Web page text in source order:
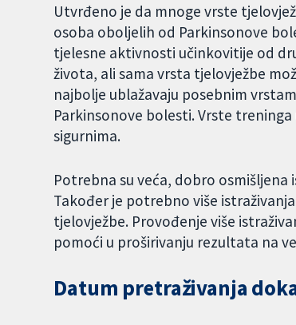
Utvrđeno je da mnoge vrste
osoba oboljelih od Parkinsonove
tjelesne aktivnosti učinkovitije od
života, ali sama vrsta tjelovježbe
najbolje ublažavaju posebnim
Parkinsonove bolesti. Vrste
sigurnima.
Potrebna su veća, dobro
Također je potrebno više
tjelovježbe. Provođenje više
pomoći u proširivanju rezultata na
Datum pretraživanja